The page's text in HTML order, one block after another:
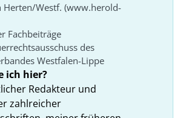
Herten/Westf. (www.herold-
Fachbeiträge
des
Westfalen-Lippe
ich hier?
Redakteur und
zahlreicher